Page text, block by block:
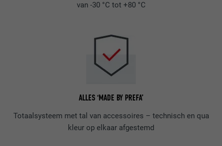
van -30 °C tot +80 °C
ALLES ‘MADE BY PREFA’
Totaalsysteem met tal van accessoires – technisch en qua
kleur op elkaar afgestemd